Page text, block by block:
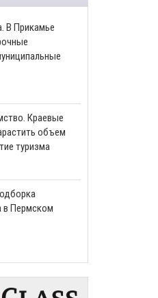
В Прикамье
Краевые
объем
туризма
в Пермском